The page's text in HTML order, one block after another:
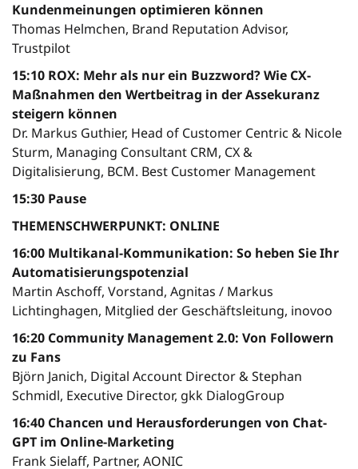
Kundenmeinungen optimieren können
Thomas Helmchen, Brand Reputation Advisor,
Trustpilot
15:10 ROX: Mehr als nur ein Buzzword? Wie CX-
Maßnahmen den Wertbeitrag in der Assekuranz
steigern können
Dr. Markus Guthier, Head of Customer Centric & Nicole
Sturm, Managing Consultant CRM, CX &
Digitalisierung, BCM. Best Customer Management
15:30 Pause
THEMENSCHWERPUNKT: ONLINE
16:00 Multikanal-Kommunikation: So heben Sie Ihr
Automatisierungspotenzial
Martin Aschoff, Vorstand, Agnitas / Markus
Lichtinghagen, Mitglied der Geschäftsleitung, inovoo
16:20 Community Management 2.0: Von Followern
zu Fans
Björn Janich, Digital Account Director & Stephan
Schmidl, Executive Director, gkk DialogGroup
16:40 Chancen und Herausforderungen von Chat-
GPT im Online-Marketing
Frank Sielaff, Partner, AONIC